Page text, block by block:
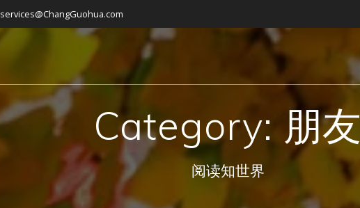
services@ChangGuohua.com
Category: 朋友
阅读知世界